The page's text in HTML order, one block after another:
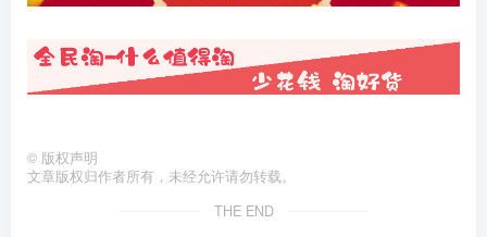
© 版权声明
文章版权归作者所有，未经允许请勿转载。
THE END